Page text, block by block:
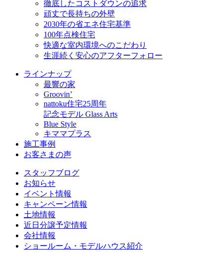
徹底したコストダウンの追求
頑丈で長持ちの外壁
2030年の省エネ住宅基準
100年点検住宅
快適な室内環境へのこだわり
生涯続く安心のアフターフォロー
ラインナップ
最響の家
Groovin’
nattoku住宅25周年
記念モデル Glass Arts
Blue Style
キママプラス
施工事例
お客さまの声
スタッフブログ
お知らせ
イベント情報
キャンペーン情報
土地情報
近日分譲予定情報
会社情報
ショールーム・モデルハウス紹介